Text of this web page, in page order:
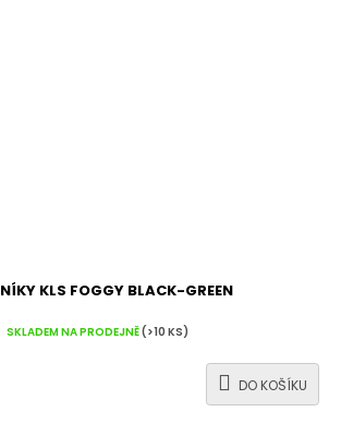
KLS FOGGY BLACK-GREEN
SKLADEM NA PRODEJNĚ(>10 KS)
DO KOŠÍKU